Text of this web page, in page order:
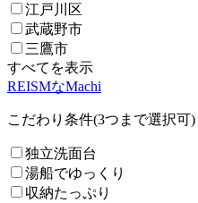
江戸川区
武蔵野市
三鷹市
すべてを表示
REISMなMachi
こだわり条件(3つまで選択可)
独立洗面台
湯船でゆっくり
収納たっぷり